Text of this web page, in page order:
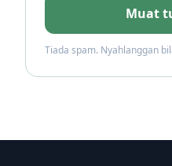
Muat
Tiada spam. Nyahlanggan